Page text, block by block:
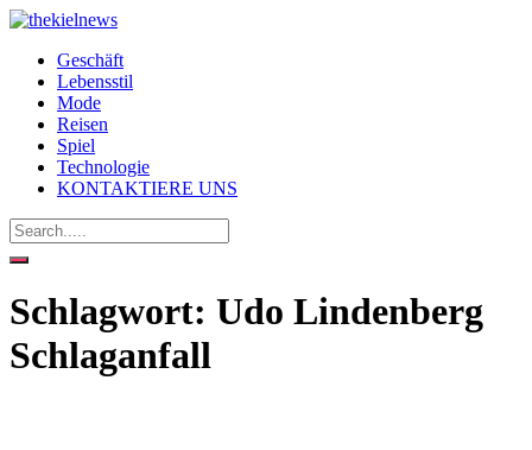
Geschäft
Lebensstil
Mode
Reisen
Spiel
Technologie
KONTAKTIERE UNS
Schlagwort: Udo Lindenberg
Schlaganfall